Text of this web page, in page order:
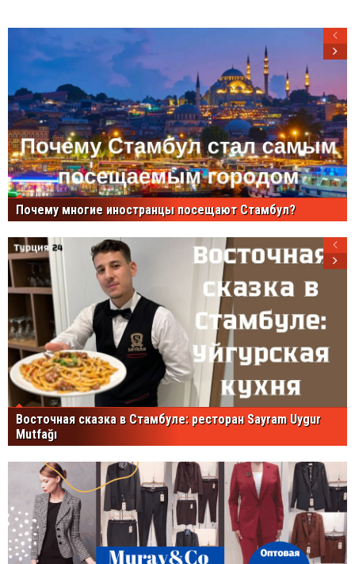
Почему многие иностранцы посещают Стамбул?
Восточная сказка в Стамбуле: ресторан Sayram Uygur
Mutfağı